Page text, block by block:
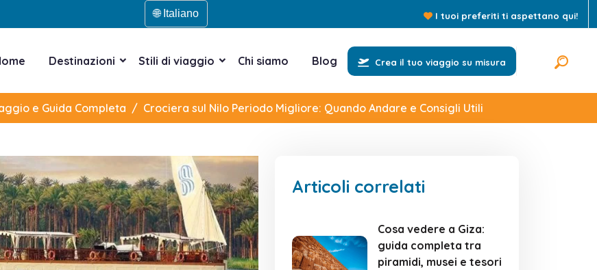
🌐 Italiano I tuoi preferiti ti aspettano qui!
Destinazioni Stili di viaggio Chi siamo Blog Crea il tuo viaggio su misura
e Guida Completa Crociera sul Nilo Periodo Migliore: Quando Andare e Consigli Utili
Articoli correlati
Cosa vedere a Giza:
guida completa tra
piramidi, musei e tesori